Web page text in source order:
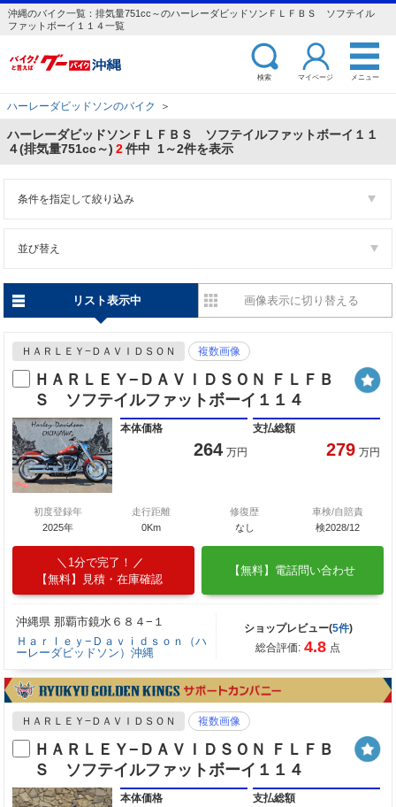
沖縄のバイク一覧：排気量751cc～のハーレーダビッドソンＦＬＦＢＳ ソフテイル
ファットボーイ１１４一覧
検索 マイページ メニュー
ハーレーダビッドソンのバイク ＞
ハーレーダビッドソンＦＬＦＢＳ ソフテイルファットボーイ１１
４(排気量751cc～) 2件中 1～2件を表示
条件を指定して絞り込み
並び替え
リスト表示中 画像表示に切り替える
ＨＡＲＬＥＹ−ＤＡＶＩＤＳＯＮ 複数画像
ＨＡＲＬＥＹ−ＤＡＶＩＤＳＯＮ ＦＬＦＢ
Ｓ ソフテイルファットボーイ１１４
本体価格
264 万円
支払総額
279 万円
初度登録年
2025年
走行距離
0Km
修復歴
なし
車検/自賠責
検2028/12
1分で完了！
【無料】見積・在庫確認
【無料】電話問い合わせ
沖縄県 那覇市鏡水６８４−１
Ｈａｒｌｅｙ−Ｄａｖｉｄｓｏｎ（ハ
ーレーダビッドソン）沖縄
ショップレビュー(5件)
総合評価: 4.8 点
ＨＡＲＬＥＹ−ＤＡＶＩＤＳＯＮ 複数画像
ＨＡＲＬＥＹ−ＤＡＶＩＤＳＯＮ ＦＬＦＢ
Ｓ ソフテイルファットボーイ１１４
本体価格 支払総額